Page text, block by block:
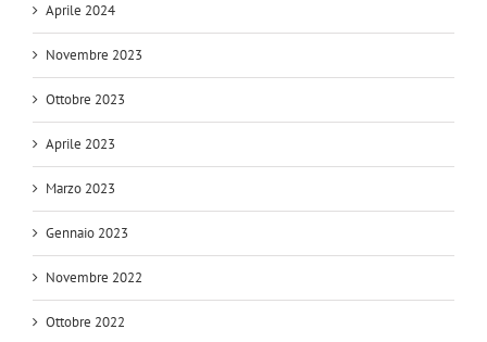
Aprile 2024
Novembre 2023
Ottobre 2023
Aprile 2023
Marzo 2023
Gennaio 2023
Novembre 2022
Ottobre 2022